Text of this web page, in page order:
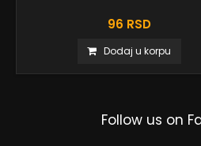
96 RSD
Dodaj u korpu
Follow us on